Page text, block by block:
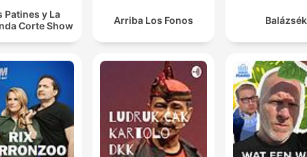
Patines y La
Corte Show
Arriba Los Fonos Balázsék